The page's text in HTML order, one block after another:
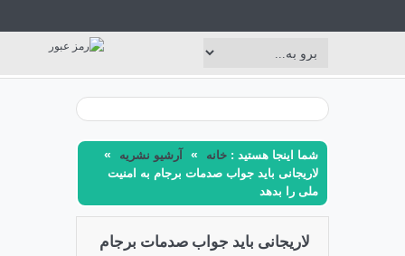
شما اینجا هستید : خانه » آرشیو نشریه »
لاریجانی باید جواب صدمات برجام به امنیت
ملی را بدهد
لاریجانی باید جواب صدمات برجام